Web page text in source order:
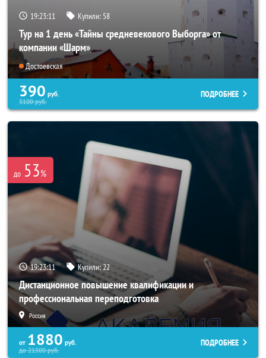
19:23:07 Купили: 58
Тур на 1 день «Тайны средневекового Выборга» от
компании «Шарм»
Достоевская
390 руб.
3100руб.
ПОДРОБНЕЕ
до 53%
19:23:07 Купили:22
Дистанционное повышение квалификации и
профессиональная переподготовка
Россия
от 1880 руб.
до21500руб.
ПОДРОБНЕЕ